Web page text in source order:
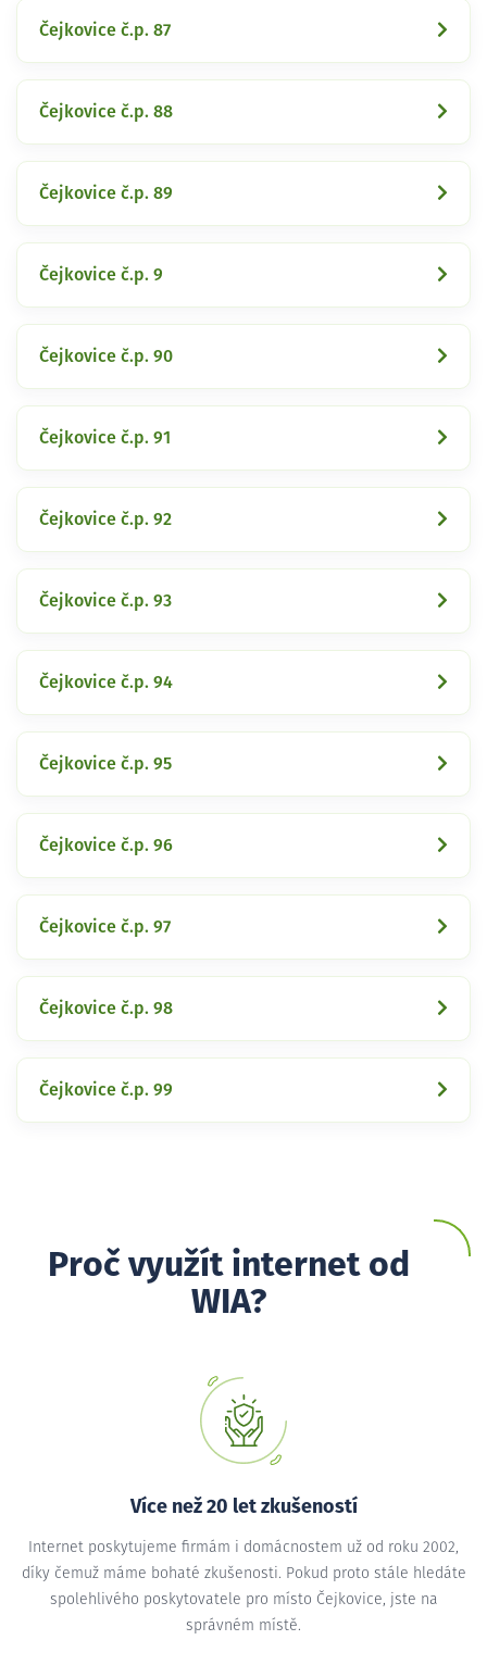
Čejkovice č.p. 87
Čejkovice č.p. 88
Čejkovice č.p. 89
Čejkovice č.p. 9
Čejkovice č.p. 90
Čejkovice č.p. 91
Čejkovice č.p. 92
Čejkovice č.p. 93
Čejkovice č.p. 94
Čejkovice č.p. 95
Čejkovice č.p. 96
Čejkovice č.p. 97
Čejkovice č.p. 98
Čejkovice č.p. 99
Proč využít internet od
WIA?
Více než 20 let zkušeností
Internet poskytujeme firmám i domácnostem už od roku 2002,
díky čemuž máme bohaté zkušenosti. Pokud proto stále hledáte
spolehlivého poskytovatele pro místo Čejkovice, jste na
správném místě.